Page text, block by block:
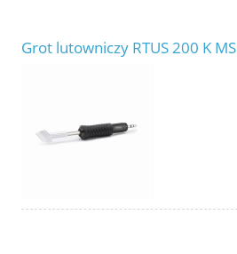
Grot lutowniczy RTUS 200 K MS